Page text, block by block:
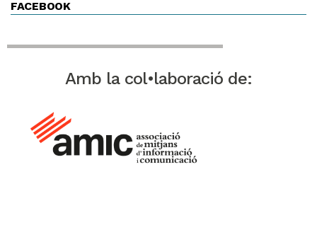
FACEBOOK
Amb la col•laboració de: